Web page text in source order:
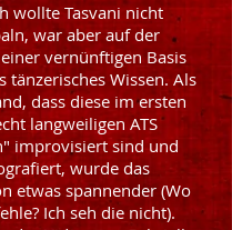
wollte Tasvani nicht
war aber auf der
vernünftigen Basis
tänzerisches Wissen. Als
dass diese im ersten
langweiligen ATS
improvisiert sind und
wurde das
etwas spannender (Wo
Ich seh die nicht).